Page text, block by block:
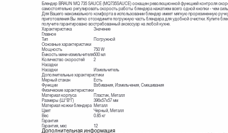
Блендер BRAUN MQ 735 SAUCE (MQ735SAUCE) оснащен революционной функцией контроля
самостоятельно регулировать скорость работы блендера нажатием всего одной кнопки - чем
Для Вашего максимального комфорта в использовании блендер имеет мягкую прорезиненную
приготовления Вы легко отсоедините погружную часть блендера для удобной очистки. Купите
получите гарантировано востребованный аксессуар на любой кухне.
Характеристика
Значение
Главное
Тип
Погружной
Основные характеристики
Мощность
750 W
Ёмкость мини-измельчителя500 мл
Количество скоростей
2
Насадки
Насадки
Изиельчитель
Дополнительные характеристики
Мерный стакан
Есть
Функции
Взбивания, Измельчения, Смешивания
Физические характеристики
Материал корпуса
Пластик, Металл
Размеры (Ш*В*Г)
396х57х57 мм
Материал ножки блендера Металл
Цвет
Черный, Металл
Вес
0.85 кг
Гарантия
Гарантия, мес
12
Дополнительная информация